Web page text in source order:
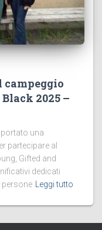
campeggio
2025 –
una
partecipare al
Gifted and
dedicati
persone
Leggi tutto